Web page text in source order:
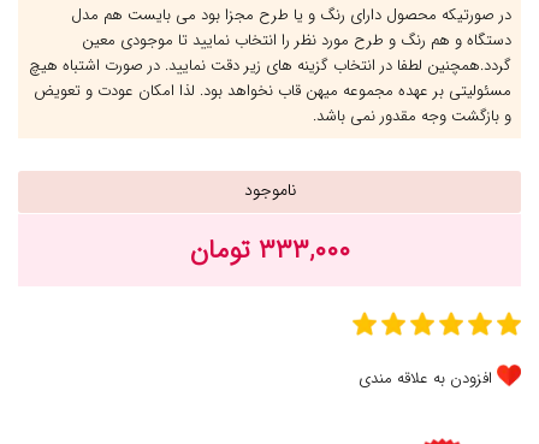
در صورتیکه محصول دارای رنگ و یا طرح مجزا بود می بایست هم مدل
دستگاه و هم رنگ و طرح مورد نظر را انتخاب نمایید تا موجودی معین
گردد.همچنین لطفا در انتخاب گزینه های زیر دقت نمایید. در صورت اشتباه هیچ
مسئولیتی بر عهده مجموعه میهن قاب نخواهد بود. لذا امکان عودت و تعویض
و بازگشت وجه مقدور نمی باشد.
ناموجود
۳۳۳,۰۰۰ تومان
افزودن به علاقه مندی